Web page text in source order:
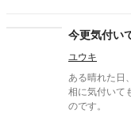
今更気付い
ユウキ
ある晴れた日、
相に気付いて
のです。